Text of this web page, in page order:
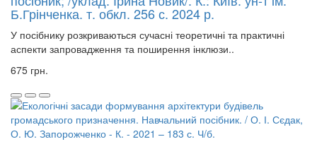
Б.Грінченка. т. обкл. 256 с. 2024 р.
У посібнику розкриваються сучасні теоретичні та практичні
аспекти запровадження та поширення інклюзи..
675 грн.